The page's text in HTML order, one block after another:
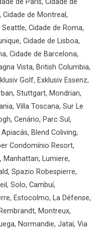
de Paris, Cidade de
Cidade de Montreal,
Cidade de Roma,
Cidade de Lisboa,
Cidade de Barcelona,
Vista, British Columbia,
Golf, Exklusiv Essenz,
Stuttgart, Mondrian,
Villa Toscana, Sur Le
Cenário, Parc Sul,
Blend Coliving,
Condomínio Resort,
Manhattan, Lumiere,
Spazio Robespierre,
Solo, Cambuí,
Estocolmo, La Défense,
Montreux,
Normandie, Jataí, Via